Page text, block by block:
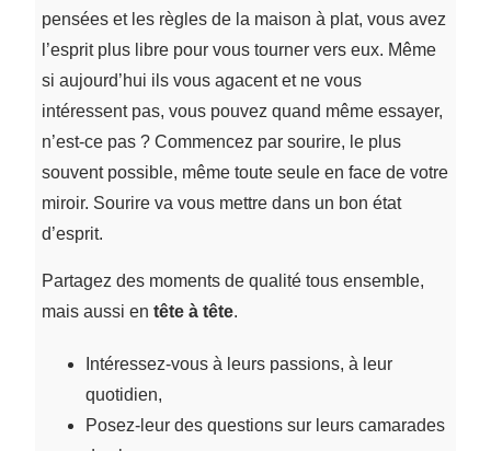
pensées et les règles de la maison à plat, vous avez
l’esprit plus libre pour vous tourner vers eux. Même
si aujourd’hui ils vous agacent et ne vous
intéressent pas, vous pouvez quand même essayer,
n’est-ce pas ? Commencez par sourire, le plus
souvent possible, même toute seule en face de votre
miroir. Sourire va vous mettre dans un bon état
d’esprit.
Partagez des moments de qualité tous ensemble,
mais aussi en tête à tête.
Intéressez-vous à leurs passions, à leur
quotidien,
Posez-leur des questions sur leurs camarades